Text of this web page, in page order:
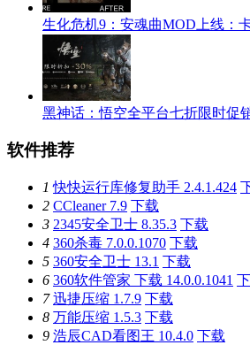
生化危机9：安魂曲MOD上线：
黑神话：悟空全平台七折限时促
软件推荐
1 快快运行库修复助手 2.4.1.424
2 CCleaner 7.9 下载
3 2345安全卫士 8.35.3 下载
4 360杀毒 7.0.0.1070 下载
5 360安全卫士 13.1 下载
6 360软件管家 下载 14.0.0.1041
7 迅捷压缩 1.7.9 下载
8 万能压缩 1.5.3 下载
9 浩辰CAD看图王 10.4.0 下载